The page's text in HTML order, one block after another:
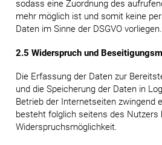
sodass eine Zuordnung des
mehr möglich ist und somit keine
Daten im Sinne der DSGVO vorliegen.
2.5 Widerspruch und
Die Erfassung der Daten zur
und die Speicherung der Daten in
Betrieb der Internetseiten zwingend
besteht folglich seitens des Nutzers
Widerspruchsmöglichkeit.